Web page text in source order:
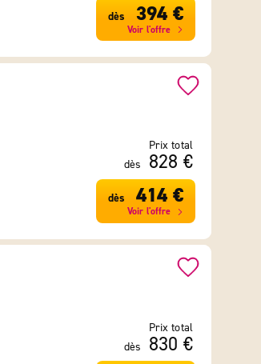
dès 394 €
Voir l'offre
Prix total
dès
828 €
dès 414 €
Voir l'offre
Prix total
dès
830 €